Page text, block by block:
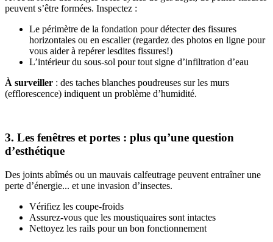
peuvent s’être formées. Inspectez :
Le périmètre de la fondation pour détecter des fissures
horizontales ou en escalier (regardez des photos en ligne pour
vous aider à repérer lesdites fissures!)
L’intérieur du sous-sol pour tout signe d’infiltration d’eau
À surveiller : des taches blanches poudreuses sur les murs
(efflorescence) indiquent un problème d’humidité.
3. Les fenêtres et portes : plus qu’une question
d’esthétique
Des joints abîmés ou un mauvais calfeutrage peuvent entraîner une
perte d’énergie... et une invasion d’insectes.
Vérifiez les coupe-froids
Assurez-vous que les moustiquaires sont intactes
Nettoyez les rails pour un bon fonctionnement